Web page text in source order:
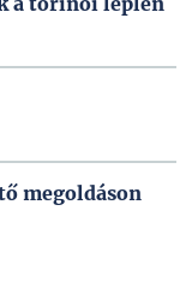
megoldáson